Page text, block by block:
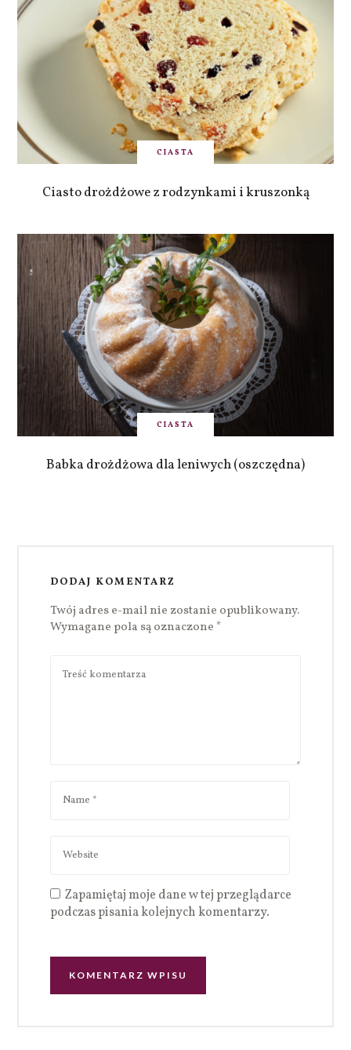
CIASTA
Ciasto drożdżowe z rodzynkami i kruszonką
CIASTA
Babka drożdżowa dla leniwych (oszczędna)
DODAJ KOMENTARZ
Twój adres e-mail nie zostanie opublikowany.
Wymagane pola są oznaczone *
Zapamiętaj moje dane w tej przeglądarce
podczas pisania kolejnych komentarzy.